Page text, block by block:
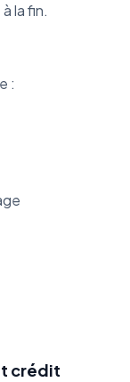
la fin.
:
crédit